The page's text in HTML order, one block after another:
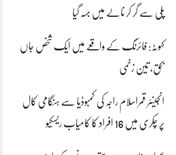
پلی سے گر کر نالے میں بہہ گیا
کہوٹہ: فائرنگ کے واقعے میں ایک شخص جاں
بحق، تین زخمی
انجینئر قمراسلام راجہ کی کمبوڈیا سے ہنگامی کال
پر چکری میں 16 افراد کا کامیاب ریسکیو